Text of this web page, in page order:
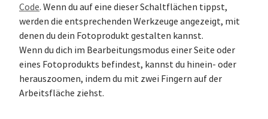
Code. Wenn du auf eine dieser Schaltflächen tippst,
werden die entsprechenden Werkzeuge angezeigt, mit
denen du dein Fotoprodukt gestalten kannst.
Wenn du dich im Bearbeitungsmodus einer Seite oder
eines Fotoprodukts befindest, kannst du hinein- oder
herauszoomen, indem du mit zwei Fingern auf der
Arbeitsfläche ziehst.